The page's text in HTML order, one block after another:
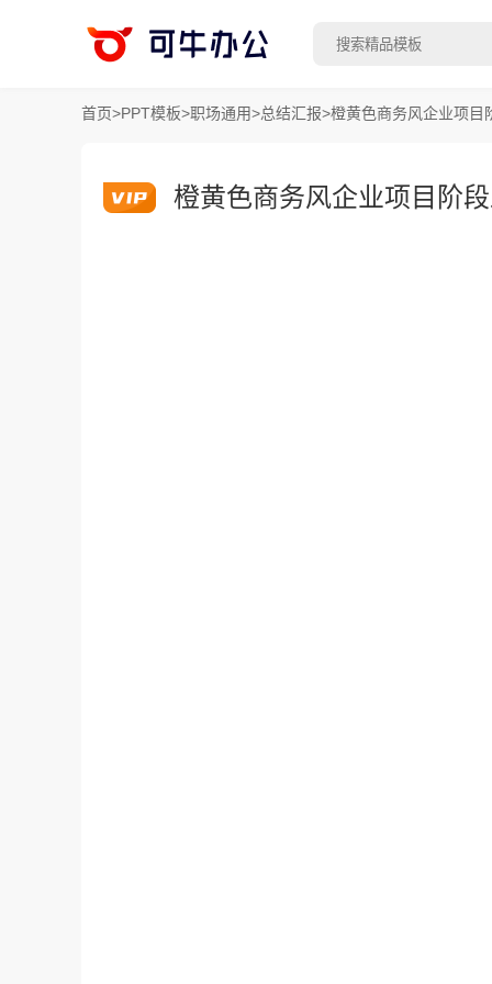
首页>PPT模板>职场通用>总结汇报>橙黄色商务风企业项目
橙黄色商务风企业项目阶